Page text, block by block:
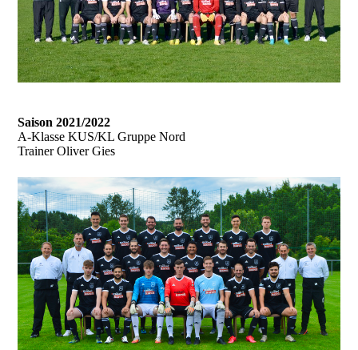
Saison 2021/2022
A-Klasse KUS/KL Gruppe Nord
Trainer Oliver Gies